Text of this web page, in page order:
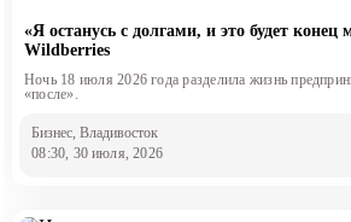
«Я останусь с долгами, и это будет конец
Wildberries
Ночь 18 июля 2026 года разделила жизнь
«после».
Бизнес, Владивосток
08:30, 30 июля, 2026